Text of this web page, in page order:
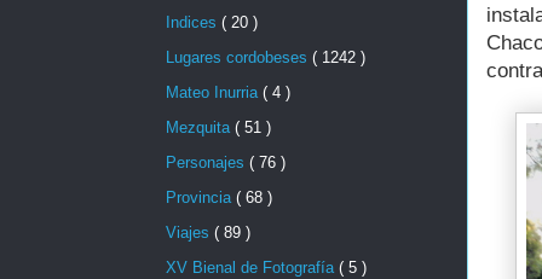
Indices ( 20 )
Lugares cordobeses ( 1242 )
Mateo Inurria ( 4 )
Mezquita ( 51 )
Personajes ( 76 )
Provincia ( 68 )
Viajes ( 89 )
XV Bienal de Fotografía ( 5 )